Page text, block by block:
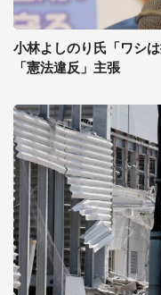
小林よしのり氏「ワシ
「憲法違反」主張